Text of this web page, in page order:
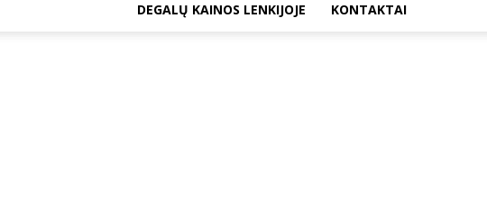
DEGALŲ KAINOS LENKIJOJE KONTAKTAI